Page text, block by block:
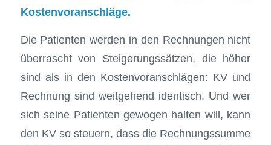
Kostenvoranschläge.
Die Patienten werden in den Rechnungen nicht
überrascht von Steigerungssätzen, die höher
sind als in den Kostenvoranschlägen: KV und
Rechnung sind weitgehend identisch. Und wer
sich seine Patienten gewogen halten will, kann
den KV so steuern, dass die Rechnungssumme